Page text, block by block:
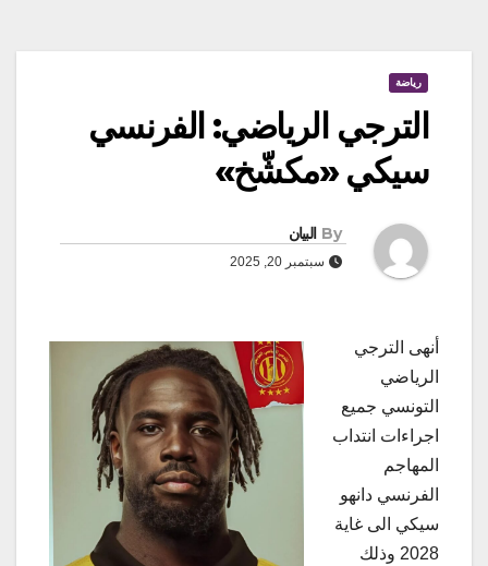
رياضة
الترجي الرياضي: الفرنسي
سيكي «مكشّخ»
By البيان
سبتمبر 20, 2025
أنهى الترجي
الرياضي
التونسي جميع
اجراءات انتداب
المهاجم
الفرنسي دانهو
سيكي الى غاية
2028 وذلك